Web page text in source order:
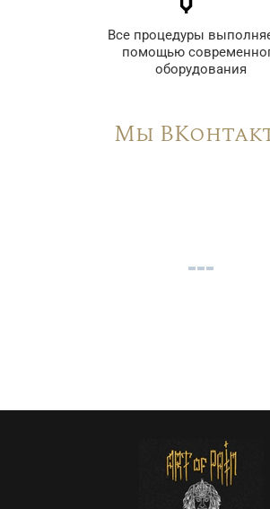
Все процедуры
помощью
оборудования
Мы